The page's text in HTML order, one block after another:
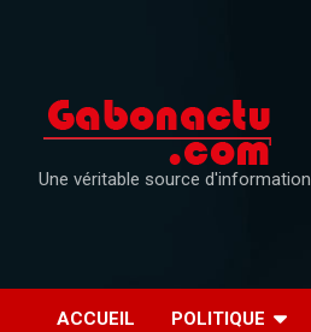
Une véritable source d'information
ACCUEIL POLITIQUE